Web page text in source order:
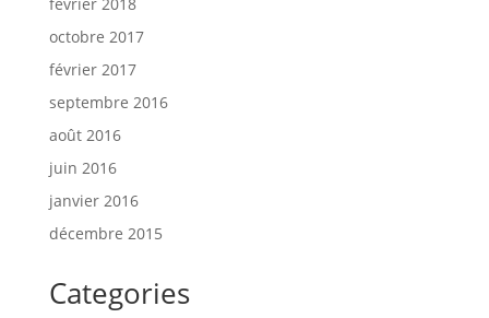
octobre 2017
février 2017
septembre 2016
août 2016
juin 2016
janvier 2016
décembre 2015
Categories